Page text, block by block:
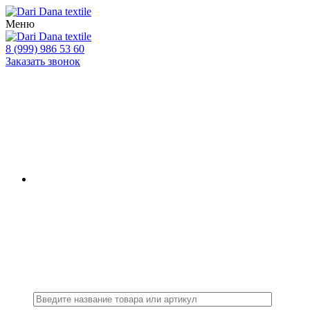
Меню
8 (999) 986 53 60
Заказать звонок